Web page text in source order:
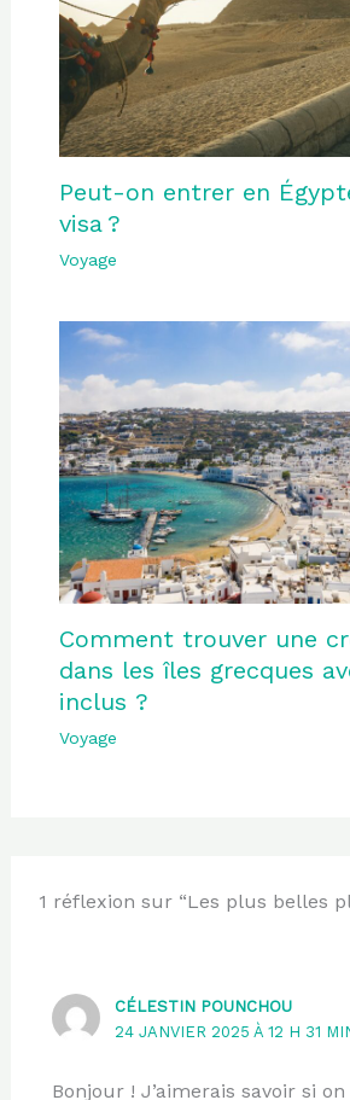
Peut-on entrer en
visa ?
Voyage
Comment trouver une
dans les îles grecques
inclus ?
Voyage
1 réflexion sur “Les plus belles
CÉLESTIN POUNCHOU
24 JANVIER 2025 À 12 H 31
Bonjour ! J’aimerais savoir si